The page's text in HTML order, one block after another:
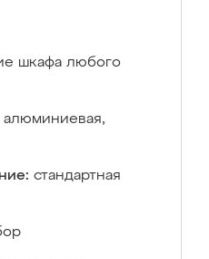
шкафа любого
алюминиевая,
стандартная